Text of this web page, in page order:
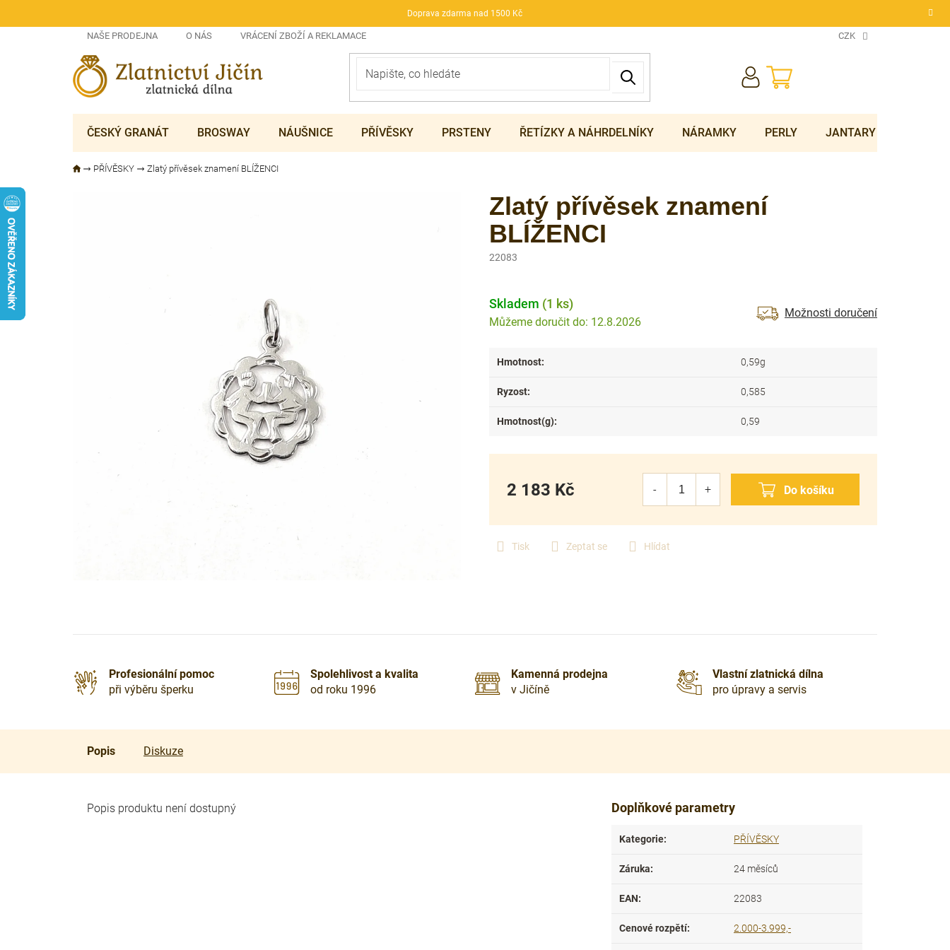
Doprava zdarma nad 1500 Kč
NAŠE PRODEJNA O NÁS VRÁCENÍ ZBOŽÍ A REKLAMACE CZK
NÁKUPNÍ
KOŠÍK
ČESKÝ GRANÁT BROSWAY NÁUŠNICE PŘÍVĚSKY PRSTENY ŘETÍZKY A NÁHRDELNÍKY NÁRAMKY PERLY JANTARY
PŘÍVĚSKY Zlatý přívěsek znamení BLÍŽENCI
Tisk Zeptat se Hlídat
Zlatý přívěsek znamení
BLÍŽENCI
22083
Skladem (1 ks)
12.8.2026
Možnosti doručení
2 183 Kč
Hmotnost: 0,59g
Ryzost: 0,585
Hmotnost(g): 0,59
Profesionální pomoc
při výběru šperku
Spolehlivost a kvalita
od roku 1996
Kamenná prodejna
v Jičíně
Vlastní zlatnická dílna
pro úpravy a servis
Popis Diskuze
Popis produktu není dostupný Doplňkové parametry
Kategorie: PŘÍVĚSKY
Záruka: 24 měsíců
EAN: 22083
Cenové rozpětí: 2.000-3.999,-